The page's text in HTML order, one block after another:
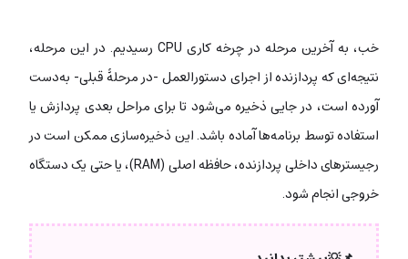
خب، به آخرین مرحله در چرخه کاری CPU رسیدیم. در این مرحله،
نتیجه‌ای که پردازنده از اجرای دستورالعمل -در مرحلۀ قبلی- به‌دست
آورده است، در جایی ذخیره می‌شود تا برای مراحل بعدی پردازش یا
استفاده توسط برنامه‌ها آماده باشد. این ذخیره‌سازی ممکن است در
رجیسترهای داخلی پردازنده، حافظه اصلی (RAM)، یا حتی یک دستگاه
خروجی انجام شود.